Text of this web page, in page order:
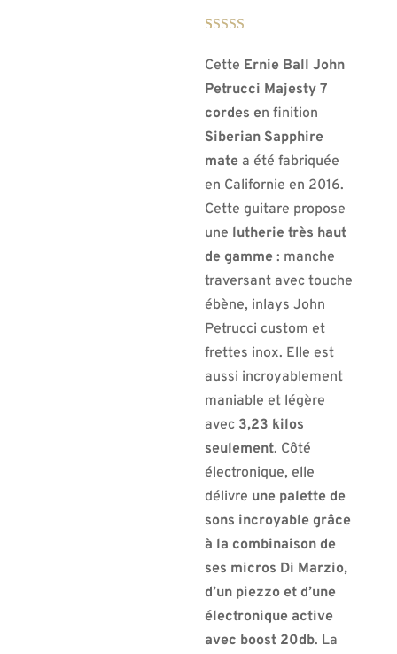
5 basé sur
notation
client
Cette Ernie Ball John
Petrucci Majesty 7
cordes en finition
Siberian Sapphire
mate a été fabriquée
en Californie en 2016.
Cette guitare propose
une lutherie très haut
de gamme : manche
traversant avec touche
ébène, inlays John
Petrucci custom et
frettes inox. Elle est
aussi incroyablement
maniable et légère
avec 3,23 kilos
seulement. Côté
électronique, elle
délivre une palette de
sons incroyable grâce
à la combinaison de
ses micros Di Marzio,
d’un piezzo et d’une
électronique active
avec boost 20db. La